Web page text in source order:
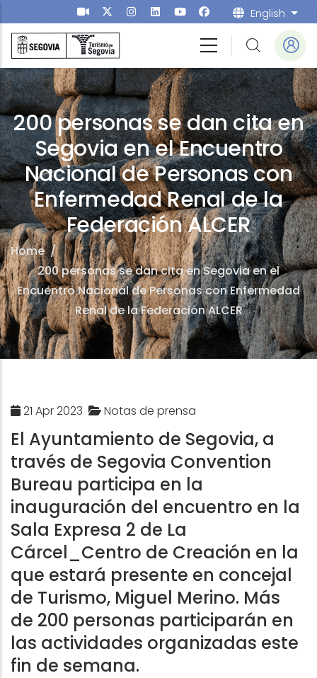
Skip to main content English List
200 personas se dan cita en
Segovia en el Encuentro
Nacional de Personas con
Enfermedad Renal de la
Federación ALCER
Home/
200 personas se dan cita en Segovia en el
Encuentro Nacional de Personas con Enfermedad
Renal de la Federación ALCER
21 Apr 2023 Notas de prensa
El Ayuntamiento de Segovia, a
través de Segovia Convention
Bureau participa en la
inauguración del encuentro en la
Sala Expresa 2 de La
Cárcel_Centro de Creación en la
que estará presente en concejal
de Turismo, Miguel Merino. Más
de 200 personas participarán en
las actividades organizadas este
fin de semana.